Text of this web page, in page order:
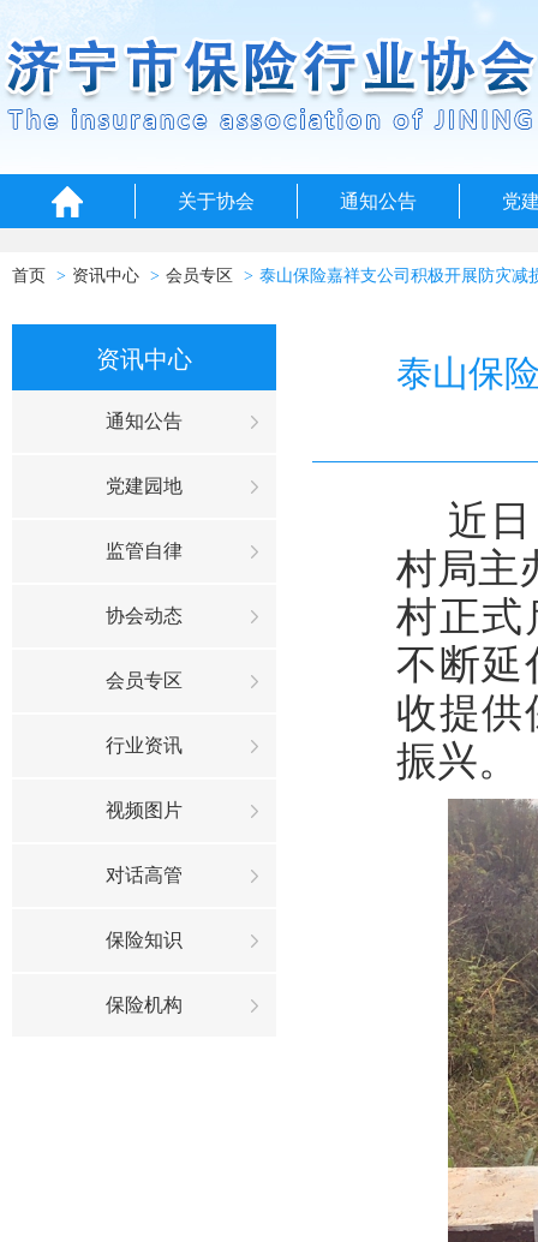
关于协会 通知公告 党
首页 资讯中心 会员专区 泰山保险嘉祥支公司积极开展防灾减
资讯中心
通知公告
党建园地
监管自律
协会动态
会员专区
行业资讯
视频图片
对话高管
保险知识
保险机构
泰山保
近
村局主
村正式
不断延
收提供
振兴。